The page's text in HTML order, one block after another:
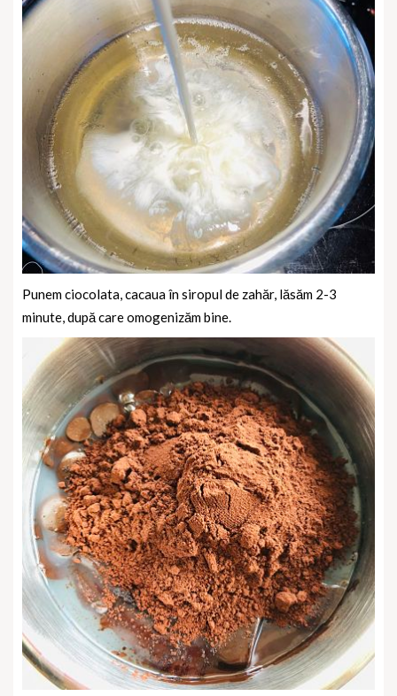
Punem ciocolata, cacaua în siropul de zahăr, lăsăm 2-3
minute, după care omogenizăm bine.